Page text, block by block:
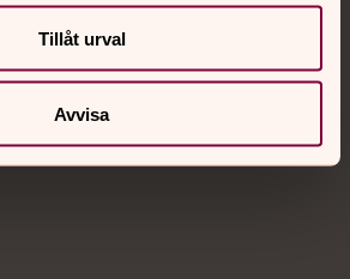
Tillåt urval
Avvisa
Prata eller chatta anonymt
och nätter.